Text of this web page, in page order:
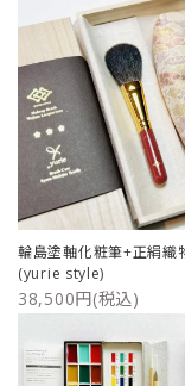
輪島塗軸化粧筆+正絹織
(yurie style)
38,500円(税込)